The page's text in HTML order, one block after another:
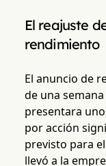
El reajuste
rendimiento
El anuncio de
de una
presentara
por acción
previsto para
llevó a la